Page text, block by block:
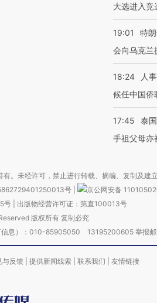
大选进入竞
19:01
特
会向乌克兰
18:24
人
候任中国侨
17:45
泰
手祖父母亦
。未经许可，禁止进行转载、摘编、复制及建立
号
京公网安备
号| 出版物经营许可证：第直100013号
版权所有 复制必究
信息）：010-85905050 13195200605 举报
与反馈 提供新闻线索 联系我们 友情链接